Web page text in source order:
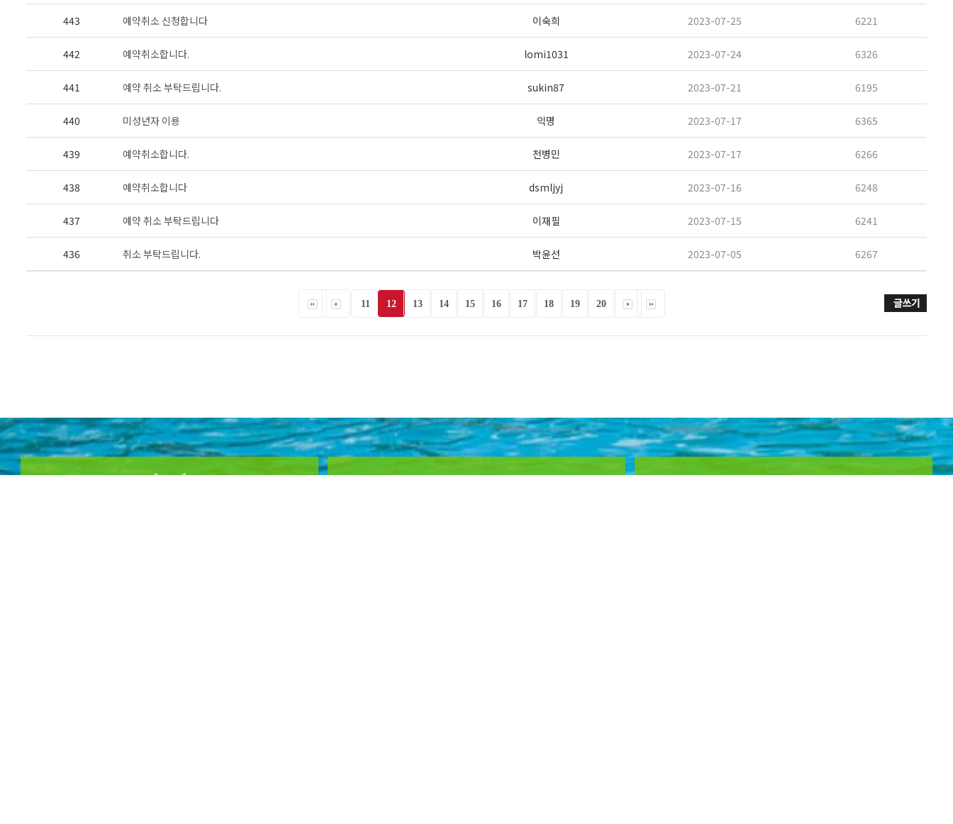
443 예약취소 신청합니다 이숙희 2023-07-25 6221
442 예약취소합니다. lomi1031 2023-07-24 6326
441 예약 취소 부탁드립니다. sukin87 2023-07-21 6195
440 미성년자 이용 익명 2023-07-17 6365
439 예약취소합니다. 전병민 2023-07-17 6266
438 예약취소합니다 dsmljyj 2023-07-16 6248
437 예약 취소 부탁드립니다 이재필 2023-07-15 6241
436 취소 부탁드립니다. 박윤선 2023-07-05 6267
11 12 13 14 15 16 17 18 19 20